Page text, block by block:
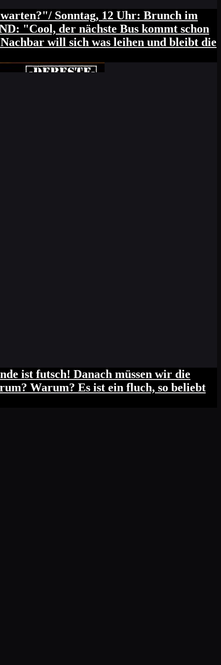
wir gehen trotzdem)
lasse, mich mit den Kumpels heut
Sonntag, 12 Uhr: Brunch im
"Cool, der nächste Bus kommt schon
will sich was leihen und bleibt die
ist futsch! Danach müssen wir die
Warum? Es ist ein fluch, so beliebt